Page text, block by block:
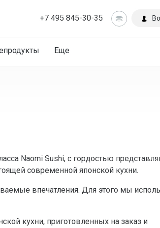
+7 495 845-30-35
Еще
Naomi Sushi, с гордостью
современной японской кухни.
впечатления. Для этого мы
кухни, приготовленных на заказ и